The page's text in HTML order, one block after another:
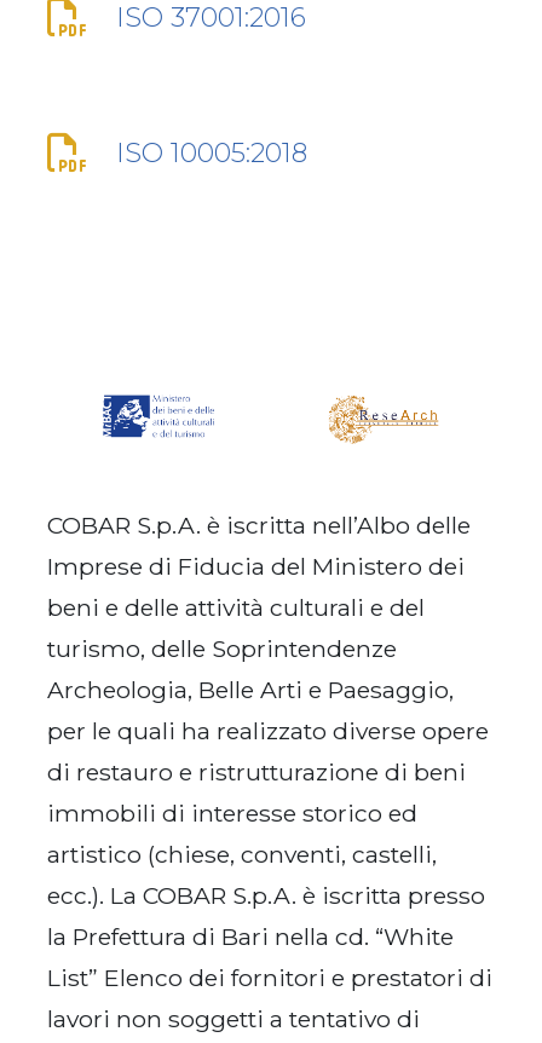
ISO 37001:2016
ISO 10005:2018
COBAR S.p.A. è iscritta nell’Albo delle
Imprese di Fiducia del Ministero dei
beni e delle attività culturali e del
turismo, delle Soprintendenze
Archeologia, Belle Arti e Paesaggio,
per le quali ha realizzato diverse opere
di restauro e ristrutturazione di beni
immobili di interesse storico ed
artistico (chiese, conventi, castelli,
ecc.). La COBAR S.p.A. è iscritta presso
la Prefettura di Bari nella cd. “White
List” Elenco dei fornitori e prestatori di
lavori non soggetti a tentativo di